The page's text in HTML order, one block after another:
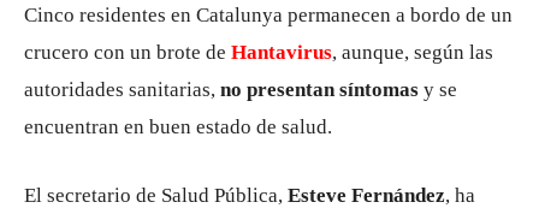
Cinco residentes en Catalunya permanecen a bordo de un
crucero con un brote de Hantavirus, aunque, según las
autoridades sanitarias, no presentan síntomas y se
encuentran en buen estado de salud.
El secretario de Salud Pública, Esteve Fernández, ha